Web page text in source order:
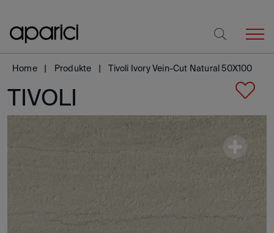
Home Produkte Tivoli Ivory Vein-Cut Natural 50X100
TIVOLI